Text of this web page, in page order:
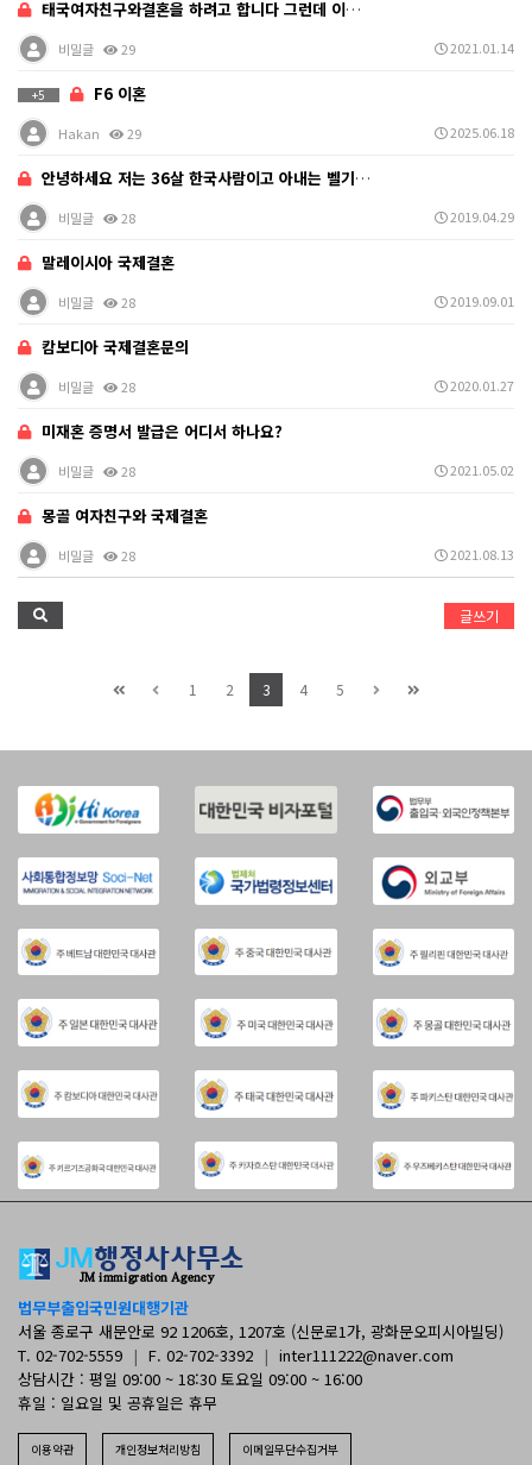
태국여자친구와결혼을 하려고 합니다 그런데 이친구가 불법…
비밀글 29 2021.01.14
+5 F6 이혼
Hakan 29 2025.06.18
안녕하세요 저는 36살 한국사람이고 아내는 벨기에 사람…
비밀글 28 2019.04.29
말레이시아 국제결혼
비밀글 28 2019.09.01
캄보디아 국제결혼문의
비밀글 28 2020.01.27
미재혼 증명서 발급은 어디서 하나요?
비밀글 28 2021.05.02
몽골 여자친구와 국제결혼
비밀글 28 2021.08.13
글쓰기
1 2 3 4 5
법무부출입국민원대행기관
서울 종로구 새문안로 92 1206호, 1207호 (신문로1가, 광화문오피시아빌딩)
T. 02-702-5559 | F. 02-702-3392 | inter111222@naver.com
상담시간 : 평일 09:00 ~ 18:30 토요일 09:00 ~ 16:00
휴일 : 일요일 및 공휴일은 휴무
이용약관 개인정보처리방침 이메일무단수집거부